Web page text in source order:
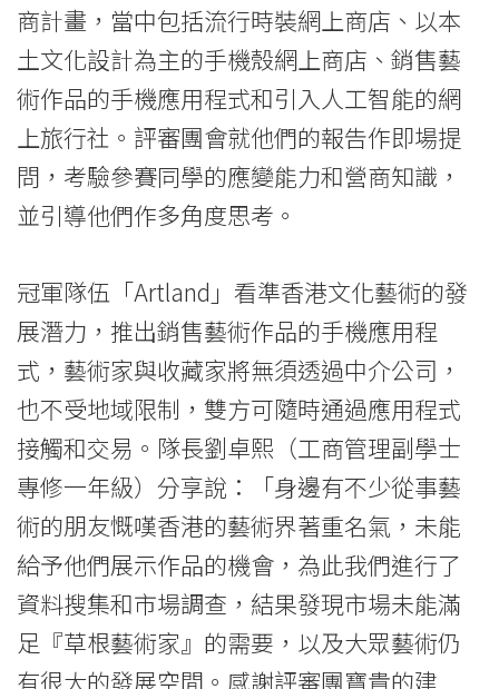
商計畫，當中包括流行時裝網上商店、以本
土文化設計為主的手機殼網上商店、銷售藝
術作品的手機應用程式和引入人工智能的網
上旅行社。評審團會就他們的報告作即場提
問，考驗參賽同學的應變能力和營商知識，
並引導他們作多角度思考。
冠軍隊伍「Artland」看準香港文化藝術的發
展潛力，推出銷售藝術作品的手機應用程
式，藝術家與收藏家將無須透過中介公司，
也不受地域限制，雙方可隨時通過應用程式
接觸和交易。隊長劉卓熙（工商管理副學士
專修一年級）分享說：「身邊有不少從事藝
術的朋友慨嘆香港的藝術界著重名氣，未能
給予他們展示作品的機會，為此我們進行了
資料搜集和市場調查，結果發現市場未能滿
足『草根藝術家』的需要，以及大眾藝術仍
有很大的發展空間。感謝評審團寶貴的建